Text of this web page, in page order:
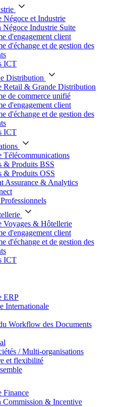
Négoce et Industrie
Négoce Industrie Suite
d'engagement client
d'échange et de gestion des
ICT
Distribution
Retail & Grande Distribution
de commerce unifié
d'engagement client
d'échange et de gestion des
ICT
Télécommunications
& Produits BSS
& Produits OSS
Assurance & Analytics
Voyages & Hôtellerie
d'engagement client
d'échange et de gestion des
ICT
ERP
Internationale
Workflow des Documents
/ Multi-organisations
et flexibilité
Finance
Commission & Incentive